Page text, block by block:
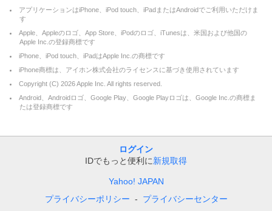
アプリケーションはiPhone、iPod touch、iPadまたはAndroidでご利用いただけま
す
Apple、Appleのロゴ、App Store、iPodのロゴ、iTunesは、米国および他国の
Apple Inc.の登録商標です
iPhone、iPod touch、iPadはApple Inc.の商標です
iPhone商標は、アイホン株式会社のライセンスに基づき使用されています
Copyright (C) 2026Apple Inc. All rights reserved.
Android、Androidロゴ、Google Play、Google Playロゴは、Google Inc.の商標ま
たは登録商標です
ログイン
IDでもっと便利に新規取得
Yahoo! JAPAN
プライバシーポリシー
プライバシーセンター